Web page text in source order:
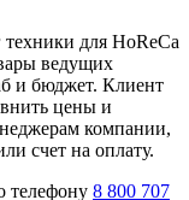
для HoReCa
ведущих
и бюджет. Клиент
цены и
компании,
счет на оплату.
телефону 8 800 707